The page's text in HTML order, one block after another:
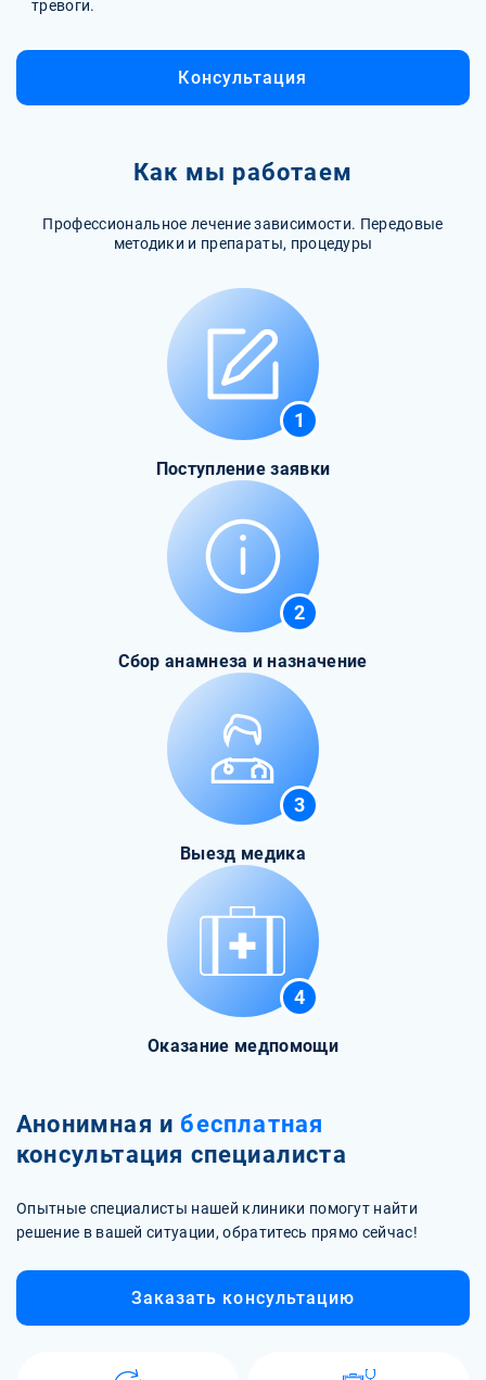
тревоги.
Консультация
Как мы работаем
Профессиональное лечение зависимости. Передовые
методики и препараты, процедуры
1
Поступление заявки
2
Сбор анамнеза и назначение
3
Выезд медика
4
Оказание медпомощи
Анонимная и бесплатная
консультация специалиста
Опытные специалисты нашей клиники помогут найти
решение в вашей ситуации, обратитесь прямо сейчас!
Заказать консультацию